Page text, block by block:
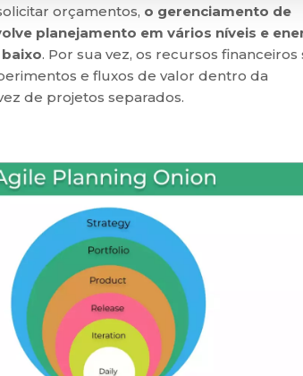
orçamentos, o gerenciamento de
planejamento em vários níveis e
. Por sua vez, os recursos financeiros
e fluxos de valor dentro da
de projetos separados.